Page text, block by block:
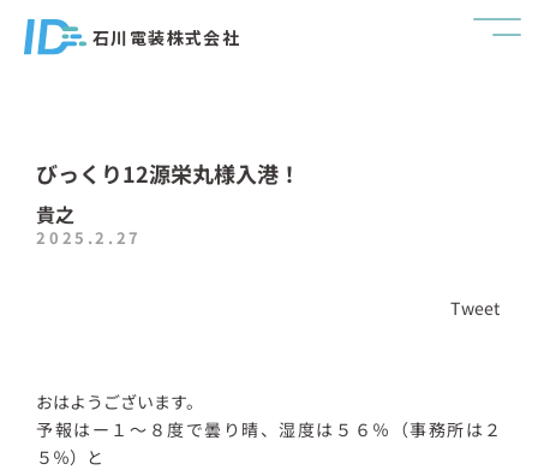
石川電装株式会社
びっくり12源栄丸様入港！
貴之
2025.2.27
Tweet
おはようございます。
予報はー１～８度で曇り晴、湿度は５６％（事務所は２
５％）と